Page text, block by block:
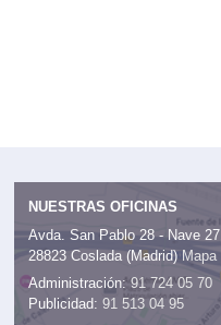
NUESTRAS OFICINAS
Avda. San Pablo 28 - Nave 27,
28823 Coslada (Madrid) Mapa
Administración: 91 724 05 70
Publicidad: 91 513 04 95